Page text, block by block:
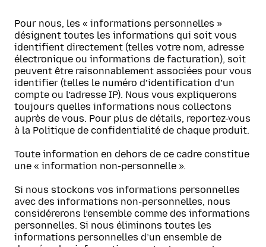
Pour nous, les « informations personnelles »
désignent toutes les informations qui soit vous
identifient directement (telles votre nom, adresse
électronique ou informations de facturation), soit
peuvent être raisonnablement associées pour vous
identifier (telles le numéro d’identification d’un
compte ou l’adresse IP). Nous vous expliquerons
toujours quelles informations nous collectons
auprès de vous. Pour plus de détails, reportez-vous
à la Politique de confidentialité de chaque produit.
Toute information en dehors de ce cadre constitue
une « information non-personnelle ».
Si nous stockons vos informations personnelles
avec des informations non-personnelles, nous
considérerons l’ensemble comme des informations
personnelles. Si nous éliminons toutes les
informations personnelles d’un ensemble de